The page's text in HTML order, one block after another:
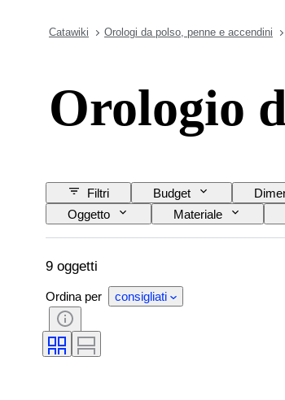
Catawiki Orologi da polso, penne e accendini
Orologio
Filtri Budget
Oggetto
Materiale
Materiale del cinturino dell’orologio
9 oggetti
Ordina per consigliati